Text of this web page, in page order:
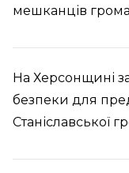
мешканців
На Херсонщині
безпеки для
Станіславської